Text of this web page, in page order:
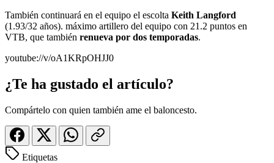
También continuará en el equipo el escolta Keith Langford
(1.93/32 años). máximo artillero del equipo con 21.2 puntos en
VTB, que también renueva por dos temporadas.
youtube://v/oA1KRpOHJJ0
¿Te ha gustado el artículo?
Compártelo con quien también ame el baloncesto.
Etiquetas